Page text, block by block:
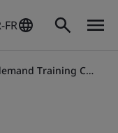
FR
Training Course